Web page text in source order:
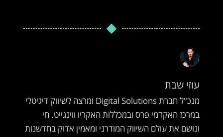
עוזי שבת
מנכ"ל חברת Digital Solutions ומרצה לשיווק דיגיטלי
במרכז האקדמי פרס ובמכללות האקריו ווינגייט. חי
ונושם את עולם השיווק המודרני ומאמין אדוק בחדשנות